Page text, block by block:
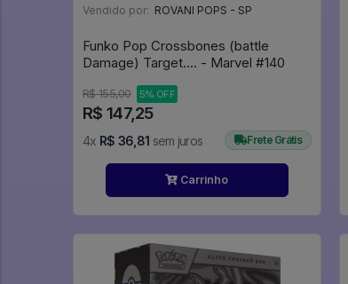
Vendido por: ROVANI POPS - SP
Funko Pop Crossbones (battle
Damage) Target.... - Marvel #140
R$ 155,00 5% OFF
R$ 147,25
4x R$ 36,81 sem juros Frete Grátis
Carrinho